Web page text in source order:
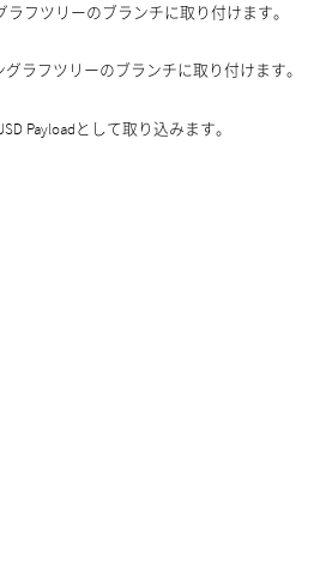
フツリーのブランチに取り付けます。
ラフツリーのブランチに取り付けます。
Payloadとして取り込みます。